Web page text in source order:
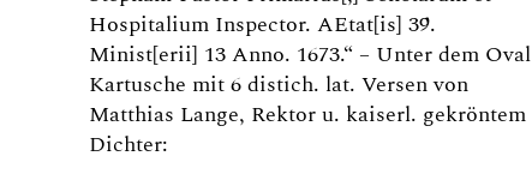
Hospitalium Inspector. AEtat[is] 39.
Minist[erii] 13 Anno. 1673.“ – Unter dem Oval
Kartusche mit 6 distich. lat. Versen von
Matthias Lange, Rektor u. kaiserl. gekröntem
Dichter: